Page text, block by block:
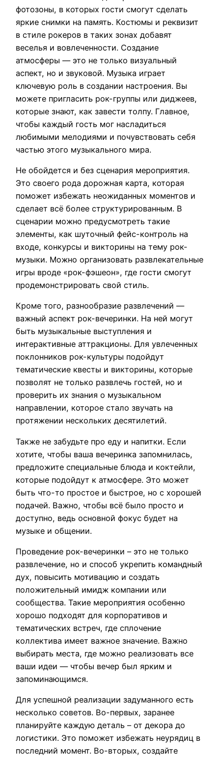
фотозоны, в которых гости смогут сделать
яркие снимки на память. Костюмы и реквизит
в стиле рокеров в таких зонах добавят
веселья и вовлеченности. Создание
атмосферы — это не только визуальный
аспект, но и звуковой. Музыка играет
ключевую роль в создании настроения. Вы
можете пригласить рок-группы или диджеев,
которые знают, как завести толпу. Главное,
чтобы каждый гость мог насладиться
любимыми мелодиями и почувствовать себя
частью этого музыкального мира.
Не обойдется и без сценария мероприятия.
Это своего рода дорожная карта, которая
поможет избежать неожиданных моментов и
сделает всё более структурированным. В
сценарии можно предусмотреть такие
элементы, как шуточный фейс-контроль на
входе, конкурсы и викторины на тему рок-
музыки. Можно организовать развлекательные
игры вроде «рок-фэшеон», где гости смогут
продемонстрировать свой стиль.
Кроме того, разнообразие развлечений —
важный аспект рок-вечеринки. На ней могут
быть музыкальные выступления и
интерактивные аттракционы. Для увлеченных
поклонников рок-культуры подойдут
тематические квесты и викторины, которые
позволят не только развлечь гостей, но и
проверить их знания о музыкальном
направлении, которое стало звучать на
протяжении нескольких десятилетий.
Также не забудьте про еду и напитки. Если
хотите, чтобы ваша вечеринка запомнилась,
предложите специальные блюда и коктейли,
которые подойдут к атмосфере. Это может
быть что-то простое и быстрое, но с хорошей
подачей. Важно, чтобы всё было просто и
доступно, ведь основной фокус будет на
музыке и общении.
Проведение рок-вечеринки – это не только
развлечение, но и способ укрепить командный
дух, повысить мотивацию и создать
положительный имидж компании или
сообщества. Такие мероприятия особенно
хорошо подходят для корпоративов и
тематических встреч, где сплочение
коллектива имеет важное значение. Важно
выбирать места, где можно реализовать все
ваши идеи — чтобы вечер был ярким и
запоминающимся.
Для успешной реализации задуманного есть
несколько советов. Во-первых, заранее
планируйте каждую деталь – от декора до
логистики. Это поможет избежать неурядиц в
последний момент. Во-вторых, создайте